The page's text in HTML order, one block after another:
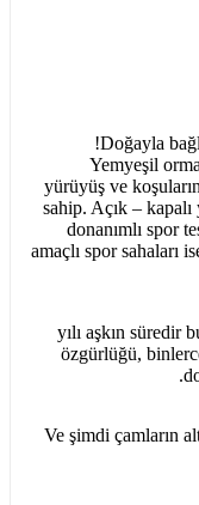
Doğayla
Yemyeşil
yürüyüş ve
sahip. Açık –
donanımlı spor
amaçlı spor sahaları
45 yılı aşkın
özgürlüğü,
Ve şimdi çamların